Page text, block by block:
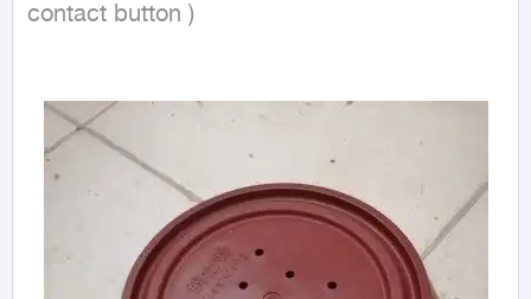
contact button )